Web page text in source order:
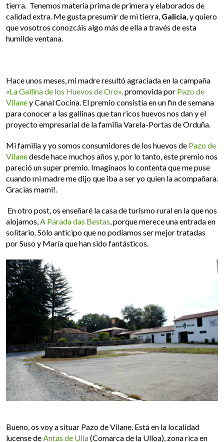
tierra. Tenemos materia prima de primera y elaborados de
calidad extra. Me gusta presumir de mi tierra, Galicia, y quiero
que vosotros conozcáis algo más de ella a través de esta
humilde ventana.
Hace unos meses, mi madre resultó agraciada en la campaña
«La Gallina de los Huevos de Oro»,promovida por Pazo de
Vilaney Canal Cocina. El premio consistía en un fin de semana
para conocer a las gallinas que tan ricos huevos nos dan y el
proyecto empresarial de la familia Varela-Portas de Orduña.
Mi familia y yo somos consumidores de los huevos de Pazo de
Vilanedesde hace muchos años y, por lo tanto, este premio nos
pareció un super premio. Imaginaos lo contenta que me puse
cuando mi madre me dijo que iba a ser yo quien la acompañara.
Gracias mami!.
En otro post, os enseñaré la casa de turismo rural en la que nos
alojamos,A Parada das Bestas, porque merece una entrada en
solitario. Sólo anticipo que no podíamos ser mejor tratadas
por Suso y María que han sido fantásticos.
Bueno, os voy a situar Pazo de Vilane. Está en la localidad
lucense deAntas de Ulla(Comarca de la Ulloa), zona rica en